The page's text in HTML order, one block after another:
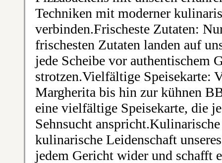
Techniken mit moderner
verbinden.Frischeste Zutaten:
frischesten Zutaten landen auf
jede Scheibe vor authentischem
strotzen.Vielfältige Speisekarte:
Margherita bis hin zur kühnen
eine vielfältige Speisekarte, die
Sehnsucht
kulinarische Leidenschaft
jedem Gericht wider und schafft